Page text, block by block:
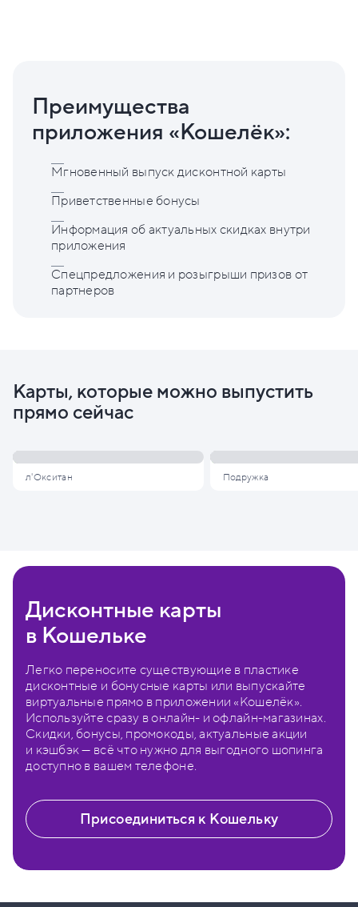
Преимущества
приложения «Кошелёк»:
Мгновенный выпуск дисконтной карты
Приветственные бонусы
Информация об актуальных скидках внутри
приложения
Спецпредложения и розыгрыши призов от
партнеров
Карты, которые можно выпустить
прямо сейчас
л'Окситан Подружка
Дисконтные карты
в Кошельке
Легко переносите существующие в пластике
дисконтные и бонусные карты или выпускайте
виртуальные прямо в приложении «Кошелёк».
Используйте сразу в онлайн- и офлайн-магазинах.
Скидки, бонусы, промокоды, актуальные акции
и кэшбэк — всё что нужно для выгодного шопинга
доступно в вашем телефоне.
Присоединиться к Кошельку